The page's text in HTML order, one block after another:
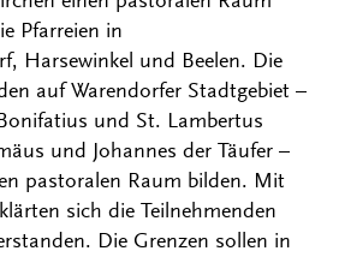
Pfarreien in
Harsewinkel und Beelen. Die
auf Warendorfer Stadtgebiet –
und St. Lambertus
und Johannes der Täufer –
pastoralen Raum bilden. Mit
sich die Teilnehmenden
Die Grenzen sollen in